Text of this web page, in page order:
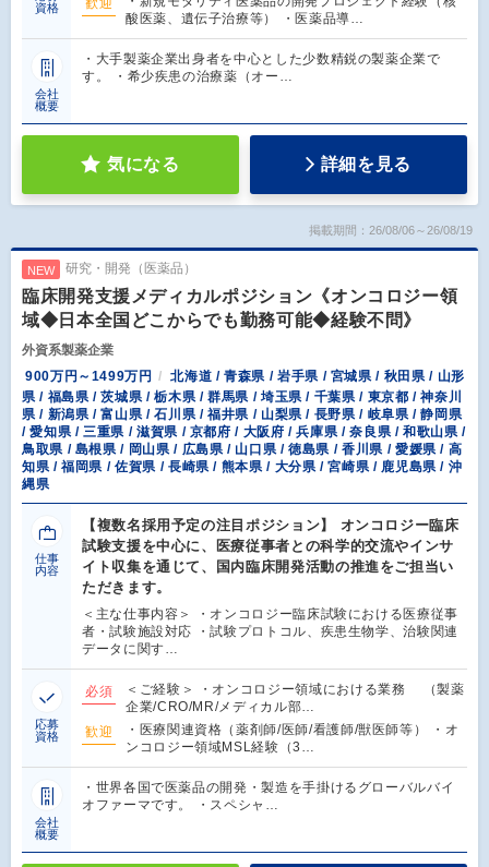
資格
歓迎
酸医薬、遺伝子治療等） ・医薬品導…
会社
概要
・大手製薬企業出身者を中心とした少数精鋭の製薬企業で
す。 ・希少疾患の治療薬（オー…
気になる 詳細を見る
掲載期間：26/08/06～26/08/19
NEW 研究・開発（医薬品）
臨床開発支援メディカルポジション《オンコロジー領
域◆日本全国どこからでも勤務可能◆経験不問》
外資系製薬企業
900万円～1499万円
北海道 / 青森県 / 岩手県 / 宮城県 / 秋田県 / 山形
県 / 福島県 / 茨城県 / 栃木県 / 群馬県 / 埼玉県 / 千葉県 / 東京都 / 神奈川
県 / 新潟県 / 富山県 / 石川県 / 福井県 / 山梨県 / 長野県 / 岐阜県 / 静岡県
/ 愛知県 / 三重県 / 滋賀県 / 京都府 / 大阪府 / 兵庫県 / 奈良県 / 和歌山県 /
鳥取県 / 島根県 / 岡山県 / 広島県 / 山口県 / 徳島県 / 香川県 / 愛媛県 / 高
知県 / 福岡県 / 佐賀県 / 長崎県 / 熊本県 / 大分県 / 宮崎県 / 鹿児島県 / 沖
縄県
仕事
内容
【複数名採用予定の注目ポジション】 オンコロジー臨床
試験支援を中心に、医療従事者との科学的交流やインサ
イト収集を通じて、国内臨床開発活動の推進をご担当い
ただきます。
＜主な仕事内容＞ ・オンコロジー臨床試験における医療従事
者・試験施設対応 ・試験プロトコル、疾患生物学、治験関連
データに関す…
応募
資格
必須
＜ご経験＞ ・オンコロジー領域における業務 （製薬
企業/CRO/MR/メディカル部…
歓迎
・医療関連資格（薬剤師/医師/看護師/獣医師等） ・オ
ンコロジー領域MSL経験（3…
会社
概要
・世界各国で医薬品の開発・製造を手掛けるグローバルバイ
オファーマです。 ・スペシャ…